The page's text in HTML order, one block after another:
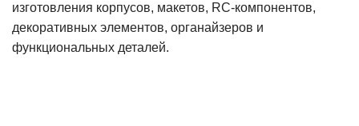
изготовления корпусов, макетов, RC-компонентов,
декоративных элементов, органайзеров и
функциональных деталей.